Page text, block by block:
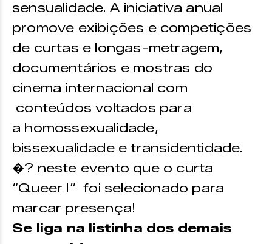
sensualidade. A iniciativa anual
promove exibições e competições
de curtas e longas-metragem,
documentários e mostras do
cinema internacional com
conteúdos voltados para
a homossexualidade,
bissexualidade e transidentidade.
�? neste evento que o curta
“Queer I” foi selecionado para
marcar presença!
Se liga na listinha dos demais